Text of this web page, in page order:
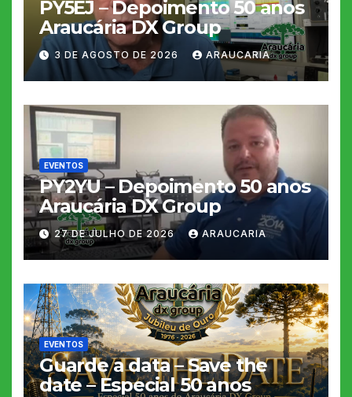
PY5EJ – Depoimento 50 anos
Araucária DX Group
3 DE AGOSTO DE 2026 ARAUCARIA
EVENTOS
PY2YU – Depoimento 50 anos
Araucária DX Group
27 DE JULHO DE 2026 ARAUCARIA
EVENTOS
Guarde a data – Save the
date – Especial 50 anos